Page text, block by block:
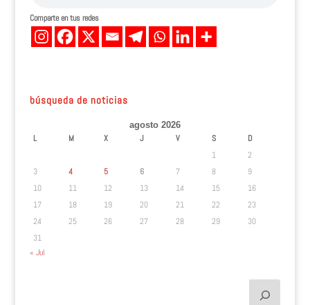
Comparte en tus redes
búsqueda de noticias
agosto 2026
L M X J V S
D
1
2
3
4 5 6 7 8
9
10
11 12 13 14 15
16
17
18 19 20 21 22
23
24
25 26 27 28 29
30
31
« Jul